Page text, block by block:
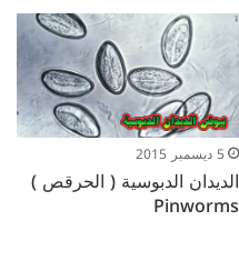
5 ديسمبر 2015
الديدان الدبوسية ( الحرقص )
Pinworms